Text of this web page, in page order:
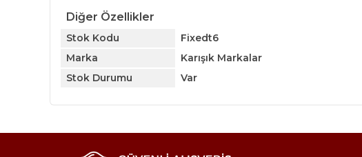
Diğer Özellikler
Stok Kodu
Fixedt6
Marka
Karışık Markalar
Stok Durumu
Var